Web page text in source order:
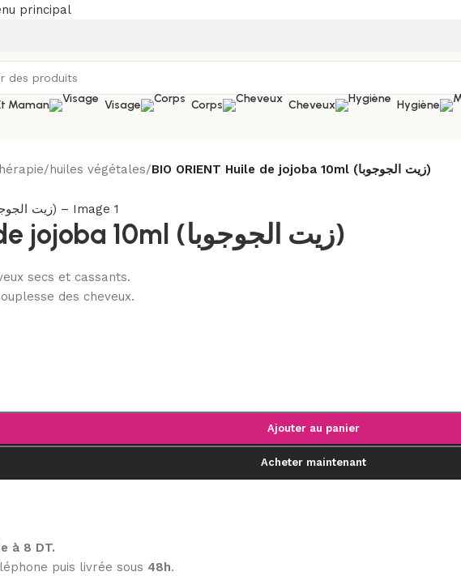
principal
Maman Visage Corps Cheveux Hygiène
/huiles végétales/
BIO ORIENT Huile de jojoba 10ml (زيت الجوجوبا)
BIO ORIENT Huile de jojoba 10ml (زيت الجوجوبا)
secs et cassants.
des cheveux.
Ajouter au panier
Acheter maintenant
à 8 DT.
puis livrée sous 48h.